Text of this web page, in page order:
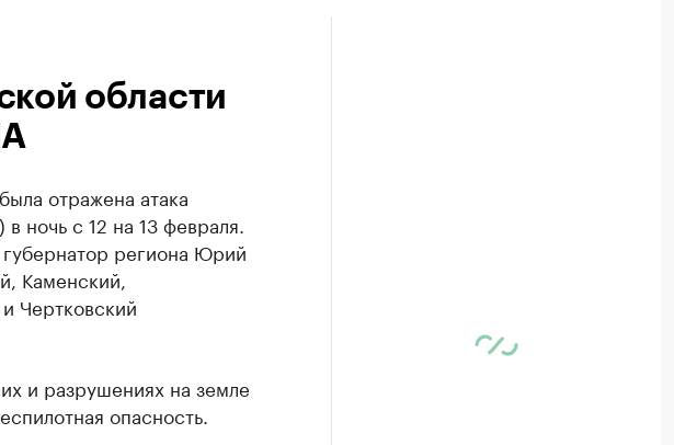
области
отражена атака
ночь с 12 на 13 февраля.
региона Юрий
Каменский,
Чертковский
и разрушениях на земле
опасность.